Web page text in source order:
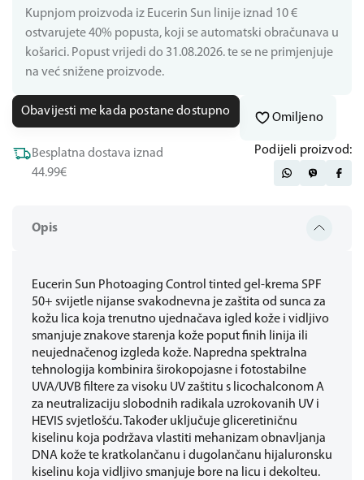
Opis
Eucerin Sun Photoaging Control tinted gel-krema SPF
50+ svijetle nijanse svakodnevna je zaštita od sunca za
kožu lica koja trenutno ujednačava igled kože i vidljivo
smanjuje znakove starenja kože poput finih linija ili
neujednačenog izgleda kože. Napredna spektralna
tehnologija kombinira širokopojasne i fotostabilne
UVA/UVB filtere za visoku UV zaštitu s licochalconom A
za neutralizaciju slobodnih radikala uzrokovanih UV i
HEVIS svjetlošću. Također uključuje gliceretiničnu
kiselinu koja podržava vlastiti mehanizam obnavljanja
DNA kože te kratkolančanu i dugolančanu hijaluronsku
kiselinu koja vidljivo smanjuje bore na licu i dekolteu.
Kupnjom proizvoda iz Eucerin Sun linije iznad 10 €
ostvarujete 40% popusta, koji se automatski obračunava u
košarici. Popust vrijedi do 31.08.2026. te se ne primjenjuje
na već snižene proizvode.
Obavijesti me kada postane dostupno
Omiljeno
Besplatna dostava iznad
44.99€
Podijeli proizvod: